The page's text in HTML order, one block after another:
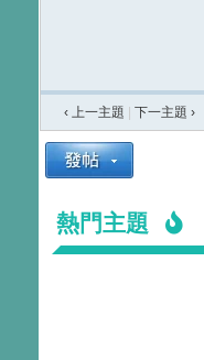
‹ 上一主題 下一主題 ›
熱門主題